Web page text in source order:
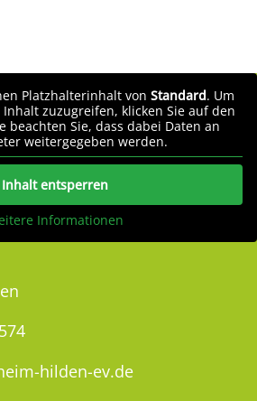
Platzhalterinhalt von Standard. Um
zuzugreifen, klicken Sie auf den
beachten Sie, dass dabei Daten an
weitergegeben werden.
Inhalt entsperren
Informationen
hilden-ev.de